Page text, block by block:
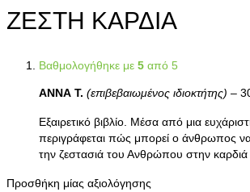
ΖΕΣΤΗ ΚΑΡΔΙΑ
Βαθμολογήθηκε με 5 από 5
ΑΝΝΑ Τ. (επιβεβαιωμένος ιδιοκτήτης) –
Εξαιρετικό βιβλίο. Μέσα από μια
περιγράφεται πώς μπορεί ο άνθρωπος να
την ζεστασιά του Ανθρώπου στην καρδιά
Προσθήκη μίας αξιολόγησης